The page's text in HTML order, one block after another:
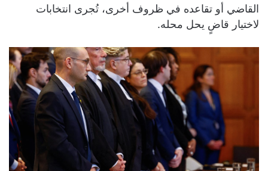
القاضي أو تقاعده في ظروف أخرى، تُجرى انتخابات
لاختيار قاضٍ يحل محله.